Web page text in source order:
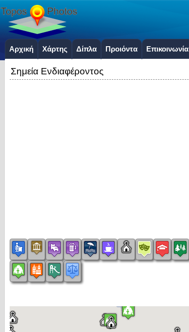
Αρχική Χάρτης Δίπλα Προιόντα Επικοινωνία
Σημεία Ενδιαφέροντος